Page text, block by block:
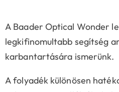
A Baader Optical Wonder
legkifinomultabb segítség
karbantartására ismerünk.
A folyadék különösen